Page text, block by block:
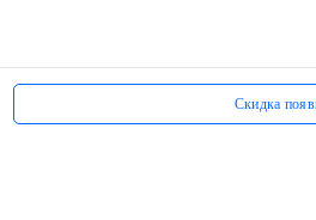
Скидка